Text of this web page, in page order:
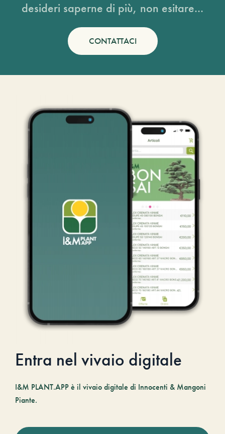
desideri saperne di più, non esitare...
CONTATTACI
Entra nel vivaio digitale
I&M PLANT.APP è il vivaio digitale di Innocenti & Mangoni
Piante.